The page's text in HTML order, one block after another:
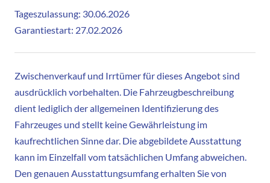
Tageszulassung: 30.06.2026
Garantiestart: 27.02.2026
Zwischenverkauf und Irrtümer für dieses Angebot sind
ausdrücklich vorbehalten. Die Fahrzeugbeschreibung
dient lediglich der allgemeinen Identifizierung des
Fahrzeuges und stellt keine Gewährleistung im
kaufrechtlichen Sinne dar. Die abgebildete Ausstattung
kann im Einzelfall vom tatsächlichen Umfang abweichen.
Den genauen Ausstattungsumfang erhalten Sie von